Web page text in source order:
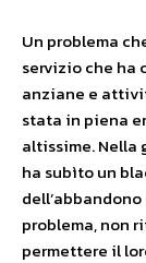
Un problema
servizio che ha
anziane e
stata in piena
altissime.
ha subìto un
problema, non
permettere il